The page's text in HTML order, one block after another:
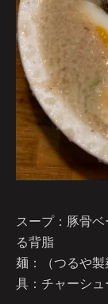
スープ：豚骨
る背脂
麺：（つるや製
具：チャーシ